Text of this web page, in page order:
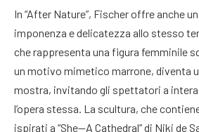
In “After Nature”, Fischer offre anche
imponenza e delicatezza allo stesso
che rappresenta una figura femminile
un motivo mimetico marrone, diventa
mostra, invitando gli spettatori a
l’opera stessa. La scultura, che
ispirati a “She—A Cathedral” di Niki de